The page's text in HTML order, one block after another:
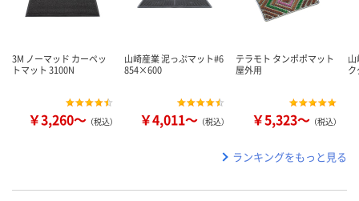
3M ノーマッド カーペッ
トマット 3100N
￥3,260～ （税込）
山崎産業 泥っぷマット#6
854×600
￥4,011～ （税込）
テラモト タンポポマット
屋外用
￥5,323～ （税込）
ランキングをもっと見る